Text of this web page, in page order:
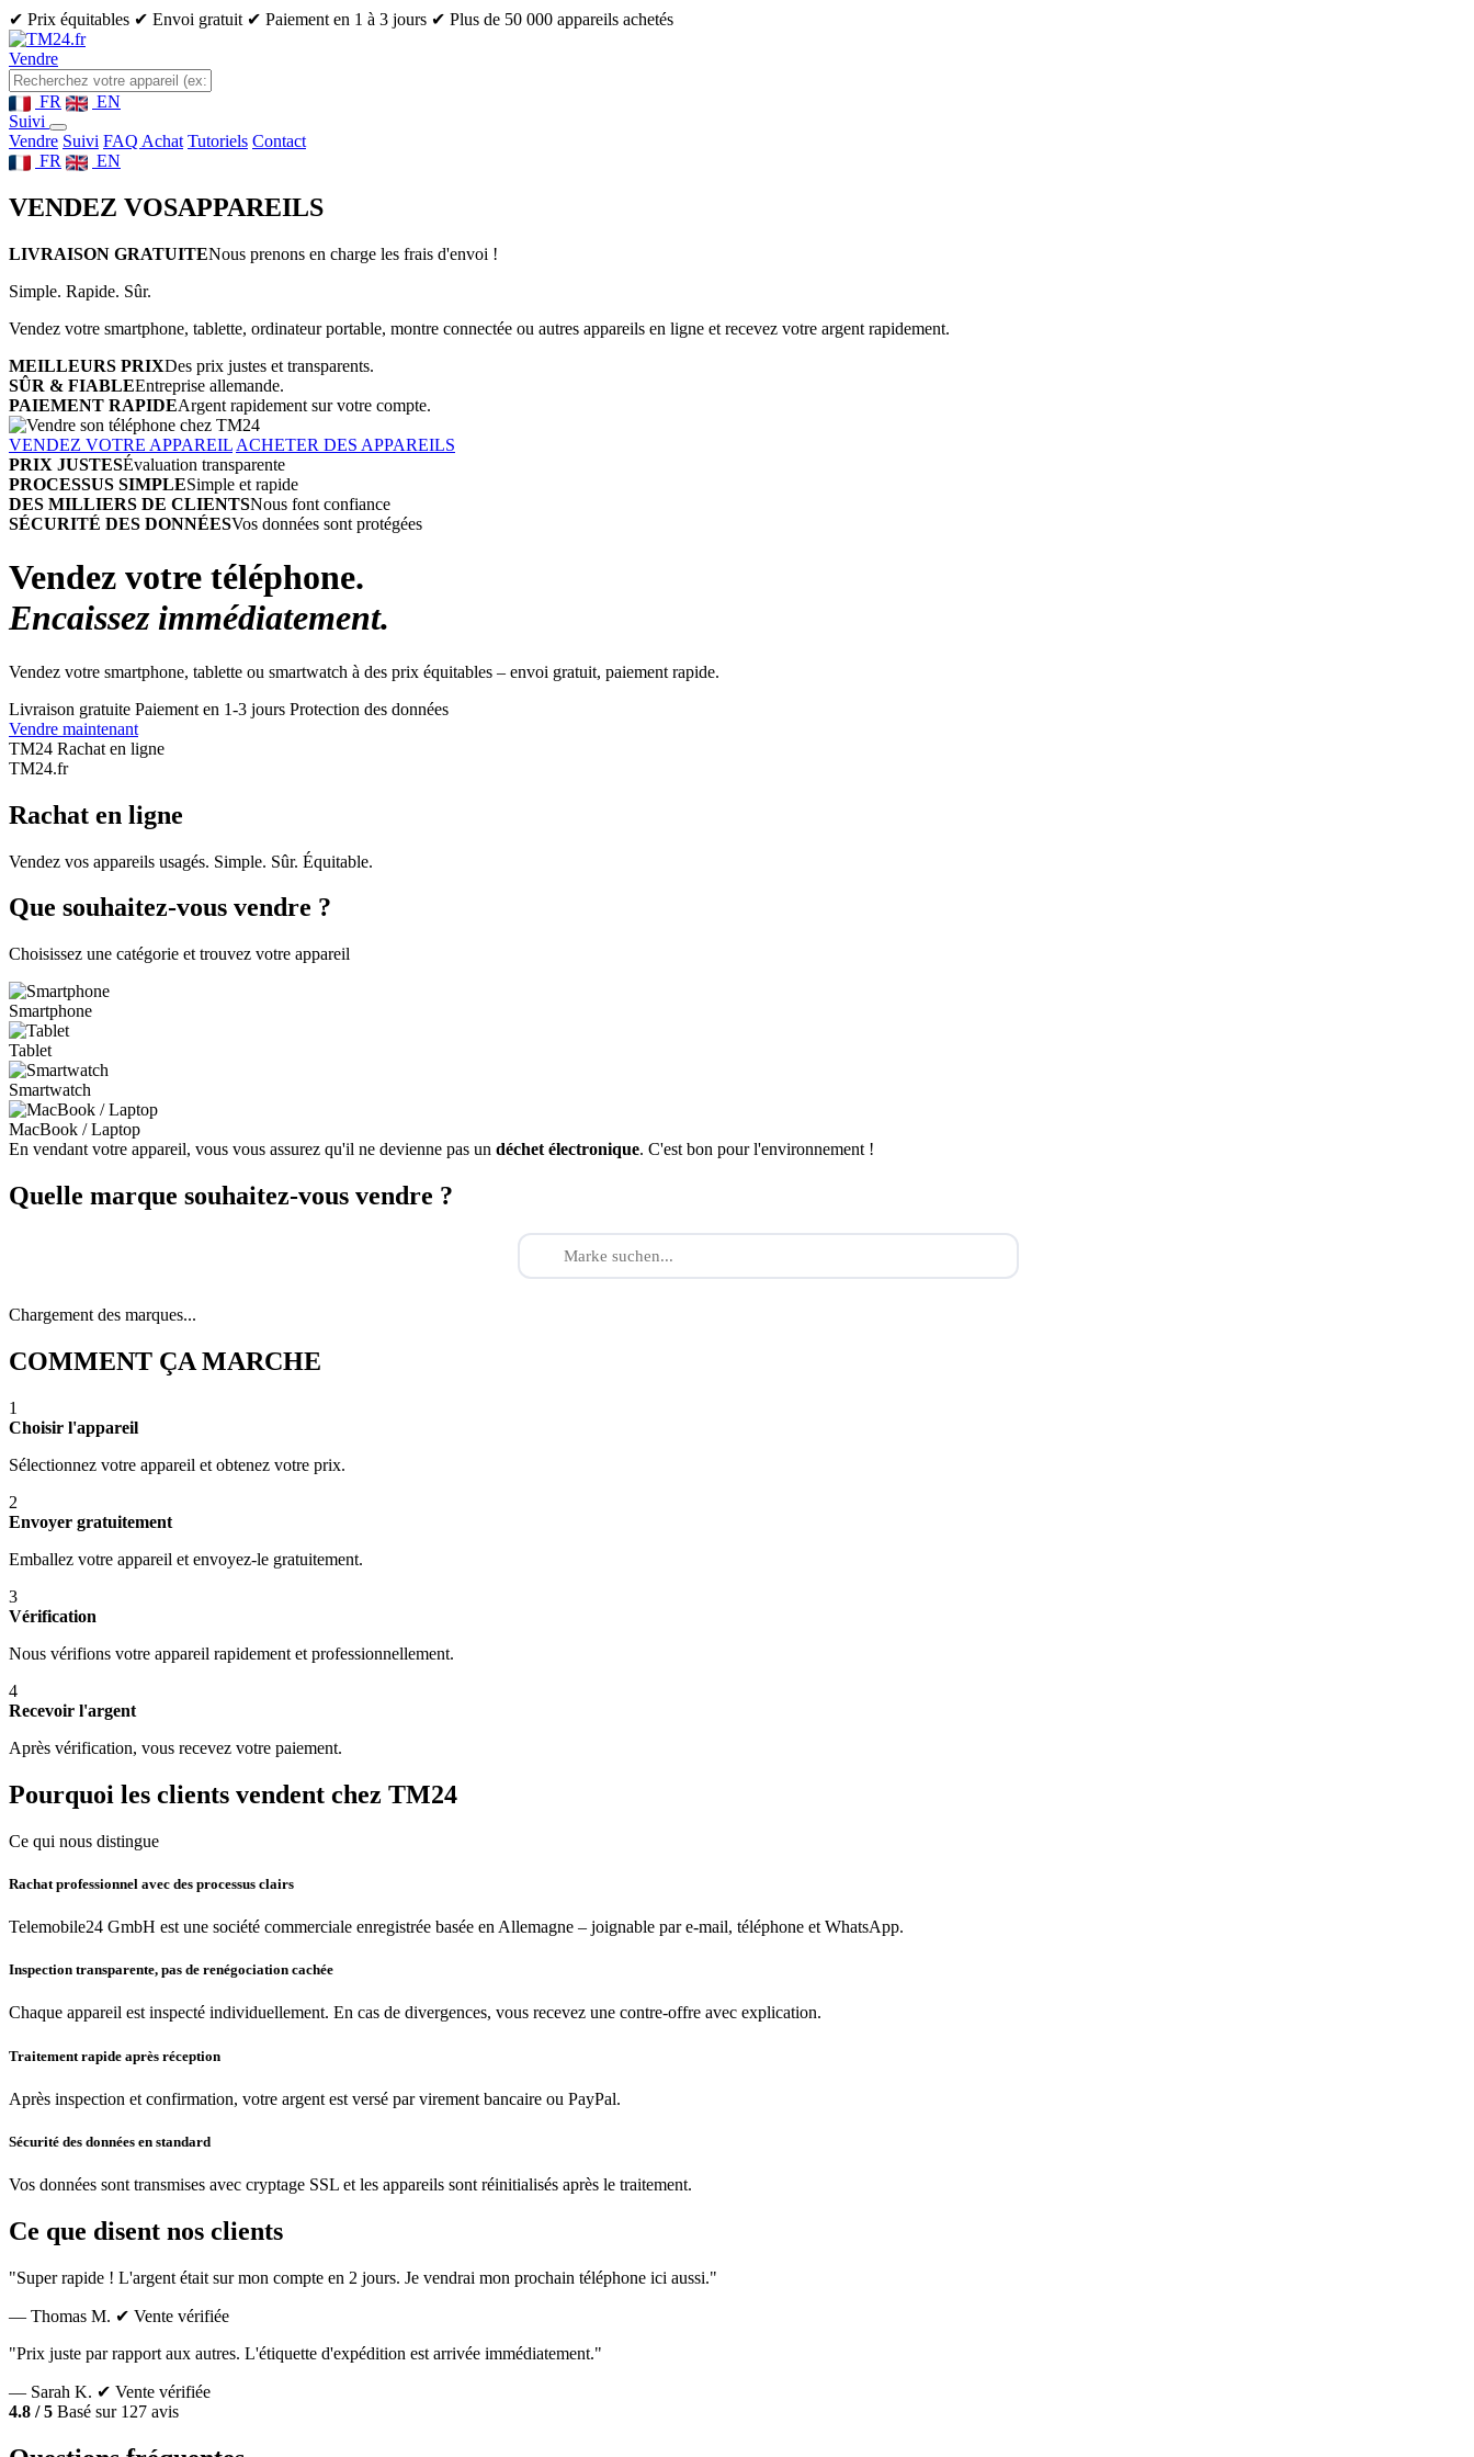
✔ Prix équitables ✔ Envoi gratuit ✔ Paiement en 1 à 3 jours ✔ Plus de 50 000 appareils achetés
Vendre
FR
EN
Suivi
Vendre Suivi FAQ Achat Tutoriels Contact
FR
EN
VENDEZ VOSAPPAREILS
LIVRAISON GRATUITENous prenons en charge les frais d'envoi !
Simple. Rapide. Sûr.
Vendez votre smartphone, tablette, ordinateur portable, montre connectée ou autres appareils en ligne et recevez votre argent rapidement.
MEILLEURS PRIXDes prix justes et transparents.
SÛR & FIABLEEntreprise allemande.
PAIEMENT RAPIDEArgent rapidement sur votre compte.
VENDEZ VOTRE APPAREIL ACHETER DES APPAREILS
PRIX JUSTESÉvaluation transparente
PROCESSUS SIMPLESimple et rapide
DES MILLIERS DE CLIENTSNous font confiance
SÉCURITÉ DES DONNÉESVos données sont protégées
Vendez votre téléphone.
Encaissez immédiatement.
Vendez votre smartphone, tablette ou smartwatch à des prix équitables – envoi gratuit, paiement rapide.
Livraison gratuite Paiement en 1-3 jours Protection des données
Vendre maintenant
TM24 Rachat en ligne
TM24.fr
Rachat en ligne
Vendez vos appareils usagés. Simple. Sûr. Équitable.
Que souhaitez-vous vendre ?
Choisissez une catégorie et trouvez votre appareil
Smartphone
Tablet
Smartwatch
MacBook / Laptop
En vendant votre appareil, vous vous assurez qu'il ne devienne pas un déchet électronique. C'est bon pour l'environnement !
Quelle marque souhaitez-vous vendre ?
Chargement des marques...
COMMENT ÇA MARCHE
1
Choisir l'appareil
Sélectionnez votre appareil et obtenez votre prix.
2
Envoyer gratuitement
Emballez votre appareil et envoyez-le gratuitement.
3
Vérification
Nous vérifions votre appareil rapidement et professionnellement.
4
Recevoir l'argent
Après vérification, vous recevez votre paiement.
Pourquoi les clients vendent chez TM24
Ce qui nous distingue
Rachat professionnel avec des processus clairs
Telemobile24 GmbH est une société commerciale enregistrée basée en Allemagne – joignable par e-mail, téléphone et WhatsApp.
Inspection transparente, pas de renégociation cachée
Chaque appareil est inspecté individuellement. En cas de divergences, vous recevez une contre-offre avec explication.
Traitement rapide après réception
Après inspection et confirmation, votre argent est versé par virement bancaire ou PayPal.
Sécurité des données en standard
Vos données sont transmises avec cryptage SSL et les appareils sont réinitialisés après le traitement.
Ce que disent nos clients
"Super rapide ! L'argent était sur mon compte en 2 jours. Je vendrai mon prochain téléphone ici aussi."
— Thomas M. ✔ Vente vérifiée
"Prix juste par rapport aux autres. L'étiquette d'expédition est arrivée immédiatement."
— Sarah K. ✔ Vente vérifiée
4.8 / 5 Basé sur 127 avis